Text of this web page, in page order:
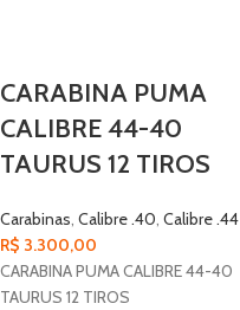
CARABINA PUMA
CALIBRE 44-40
TAURUS 12 TIROS
Carabinas, Calibre .40, Calibre .44
R$ 3.300,00
CARABINA PUMA CALIBRE 44-40
TAURUS 12 TIROS